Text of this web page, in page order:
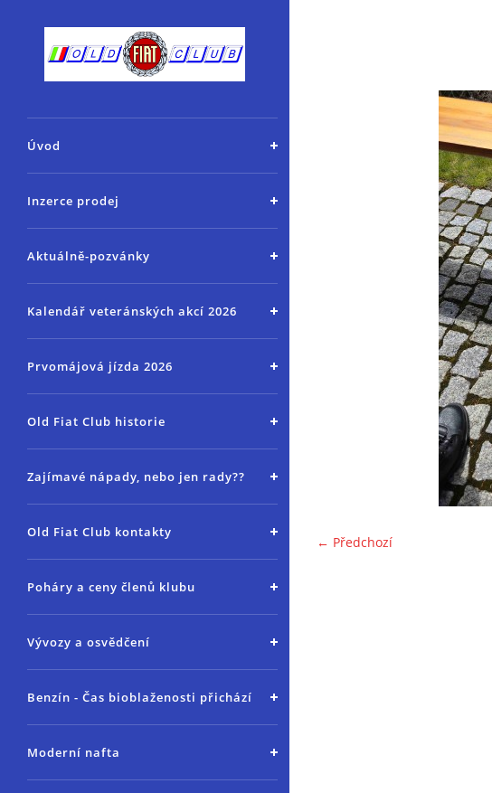
Úvod
Inzerce prodej
Aktuálně-pozvánky
Kalendář veteránských akcí 2026
Prvomájová jízda 2026
Old Fiat Club historie
Zajímavé nápady, nebo jen rady??
Old Fiat Club kontakty
Poháry a ceny členů klubu
Vývozy a osvědčení
Benzín - Čas bioblaženosti přichází
Moderní nafta
← Předchozí